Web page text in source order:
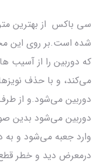
سی باکس از بهترین
شده است.بر روی این
که دوربین را از آسیب
می‌کند، و با حذف
دوربین می‌شود.و از
دوربین می‌شود بدین
وارد جعبه می‌شود و
درمعرض دید و خطر